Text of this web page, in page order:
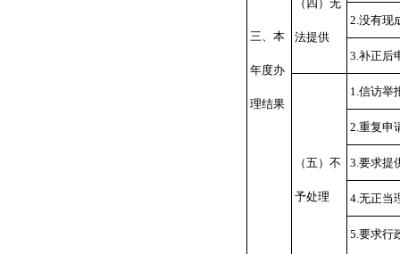
三、本
年度办
理结果
（四）无
法提供
2.没有现
3.补正后
（五）不
予处理
1.信访举
2.重复申
3.要求提
4.无正当
5.要求行